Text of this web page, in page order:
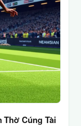
Cúng Tài